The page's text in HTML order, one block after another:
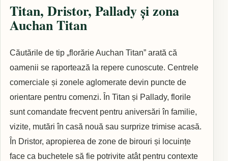
Titan, Dristor, Pallady și zona
Auchan Titan
Căutările de tip „florărie Auchan Titan” arată că
oamenii se raportează la repere cunoscute. Centrele
comerciale și zonele aglomerate devin puncte de
orientare pentru comenzi. În Titan și Pallady, florile
sunt comandate frecvent pentru aniversări în familie,
vizite, mutări în casă nouă sau surprize trimise acasă.
În Dristor, apropierea de zone de birouri și locuințe
face ca buchetele să fie potrivite atât pentru contexte